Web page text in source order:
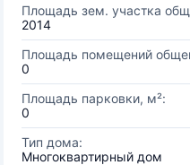
Площадь зем. участка
2014
Площадь помещений
0
Площадь парковки, м²:
0
Тип дома:
Многоквартирный дом